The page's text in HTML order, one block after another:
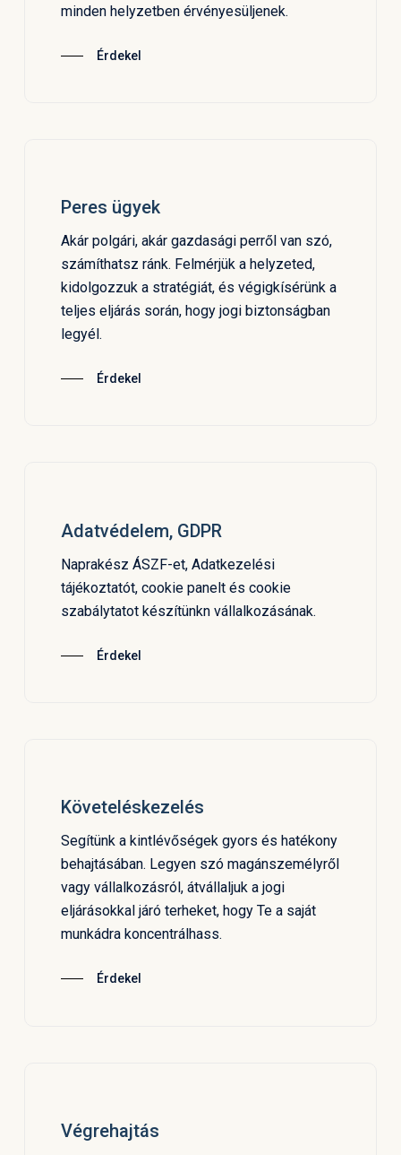
minden helyzetben érvényesüljenek.
Érdekel
Peres ügyek
Akár polgári, akár gazdasági perről van szó,
számíthatsz ránk. Felmérjük a helyzeted,
kidolgozzuk a stratégiát, és végigkísérünk a
teljes eljárás során, hogy jogi biztonságban
legyél.
Érdekel
Adatvédelem, GDPR
Naprakész ÁSZF-et, Adatkezelési
tájékoztatót, cookie panelt és cookie
szabálytatot készítünkn vállalkozásának.
Érdekel
Követeléskezelés
Segítünk a kintlévőségek gyors és hatékony
behajtásában. Legyen szó magánszemélyről
vagy vállalkozásról, átvállaljuk a jogi
eljárásokkal járó terheket, hogy Te a saját
munkádra koncentrálhass.
Érdekel
Végrehajtás